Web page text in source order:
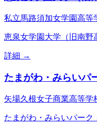
私立馬路須加女学園高等
恵泉女学園大学（旧南野
詳細 →
たまがわ・みらいパ
矢場久根女子商業高等学
たまがわ・みらいパーク